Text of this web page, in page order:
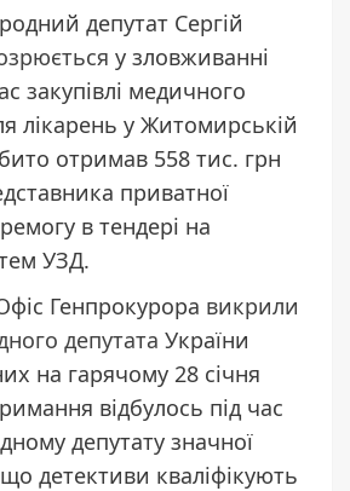
депутат Сергій
у зловживанні
закупівлі медичного
лікарень у Житомирській
отримав 558 тис. грн
приватної
в тендері на
УЗД.
Генпрокурора викрили
депутата України
на гарячому 28 січня
відбулось під час
депутату значної
детективи кваліфікують